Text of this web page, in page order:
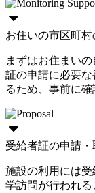
お住いの市区町
まずはお住まい
証の申請に必要
るため、事前に
受給者証の申請・
施設の利用には
学訪問が行われ